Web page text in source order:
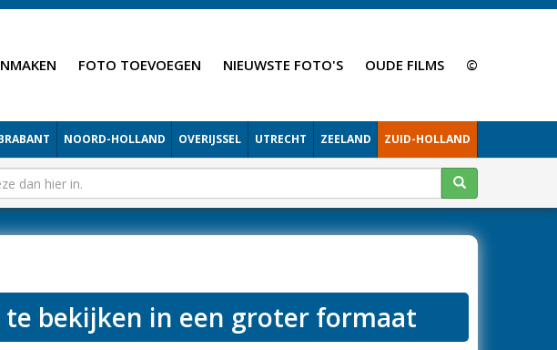
FOTO TOEVOEGEN NIEUWSTE FOTO'S OUDE FILMS ©
NOORD-HOLLAND OVERIJSSEL UTRECHT ZEELAND ZUID-HOLLAND
te bekijken in een groter formaat